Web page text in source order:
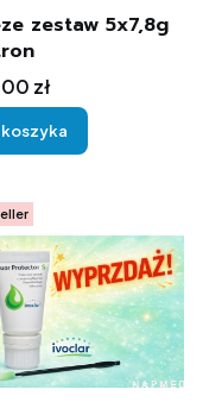
zestaw 5x7,8g
zł
koszyka